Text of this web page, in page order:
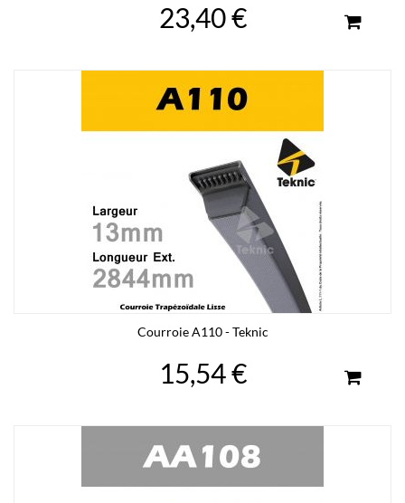
23,40 €
Courroie A110 - Teknic
15,54 €